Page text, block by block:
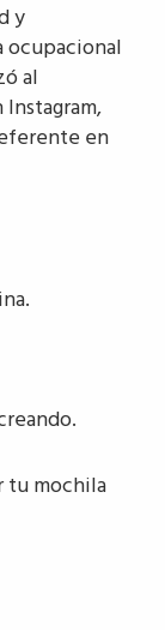
y
ocupacional
al
en
tu mochila